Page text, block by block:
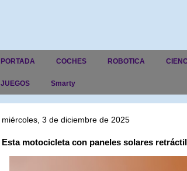
PORTADA COCHES ROBOTICA
JUEGOS Smarty
miércoles, 3 de diciembre de 2025
Esta motocicleta con paneles solares